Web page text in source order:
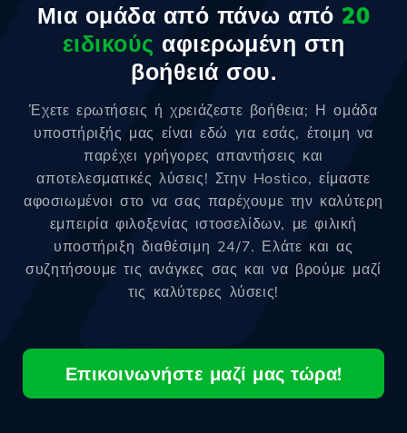
Μια ομάδα από πάνω από 20
ειδικούς αφιερωμένη στη
βοήθειά σου.
Έχετε ερωτήσεις ή χρειάζεστε βοήθεια; Η ομάδα
υποστήριξής μας είναι εδώ για εσάς, έτοιμη να
παρέχει γρήγορες απαντήσεις και
αποτελεσματικές λύσεις! Στην Hostico, είμαστε
αφοσιωμένοι στο να σας παρέχουμε την καλύτερη
εμπειρία φιλοξενίας ιστοσελίδων, με φιλική
υποστήριξη διαθέσιμη 24/7. Ελάτε και ας
συζητήσουμε τις ανάγκες σας και να βρούμε μαζί
τις καλύτερες λύσεις!
Επικοινωνήστε μαζί μας τώρα!